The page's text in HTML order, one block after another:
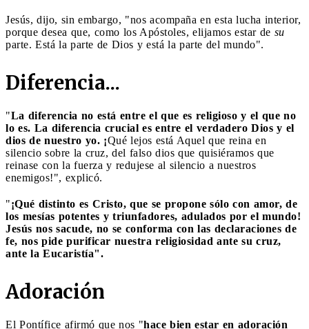
Jesús, dijo, sin embargo, "nos acompaña en esta lucha interior,
porque desea que, como los Apóstoles, elijamos estar de su
parte. Está la parte de Dios y está la parte del mundo".
Diferencia...
"La diferencia no está entre el que es religioso y el que no
lo es. La diferencia crucial es entre el verdadero Dios y el
dios de nuestro yo. ¡Qué lejos está Aquel que reina en
silencio sobre la cruz, del falso dios que quisiéramos que
reinase con la fuerza y redujese al silencio a nuestros
enemigos!", explicó.
"¡Qué distinto es Cristo, que se propone sólo con amor, de
los mesías potentes y triunfadores, adulados por el mundo!
Jesús nos sacude, no se conforma con las declaraciones de
fe, nos pide purificar nuestra religiosidad ante su cruz,
ante la Eucaristía".
Adoración
El Pontífice afirmó que nos "hace bien estar en adoración